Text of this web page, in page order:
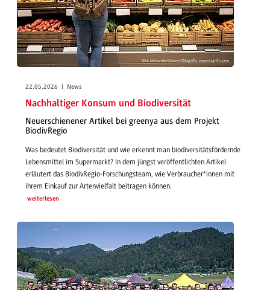
22.05.2026 | News
Nachhaltiger Konsum und Biodiversität
Neuerschienener Artikel bei greenya aus dem Projekt
BiodivRegio
Was bedeutet Biodiversität und wie erkennt man biodiversitätsfördernde
Lebensmittel im Supermarkt? In dem jüngst veröffentlichten Artikel
erläutert das BiodivRegio-Forschungsteam, wie Verbraucher*innen mit
ihrem Einkauf zur Artenvielfalt beitragen können.
weiterlesen